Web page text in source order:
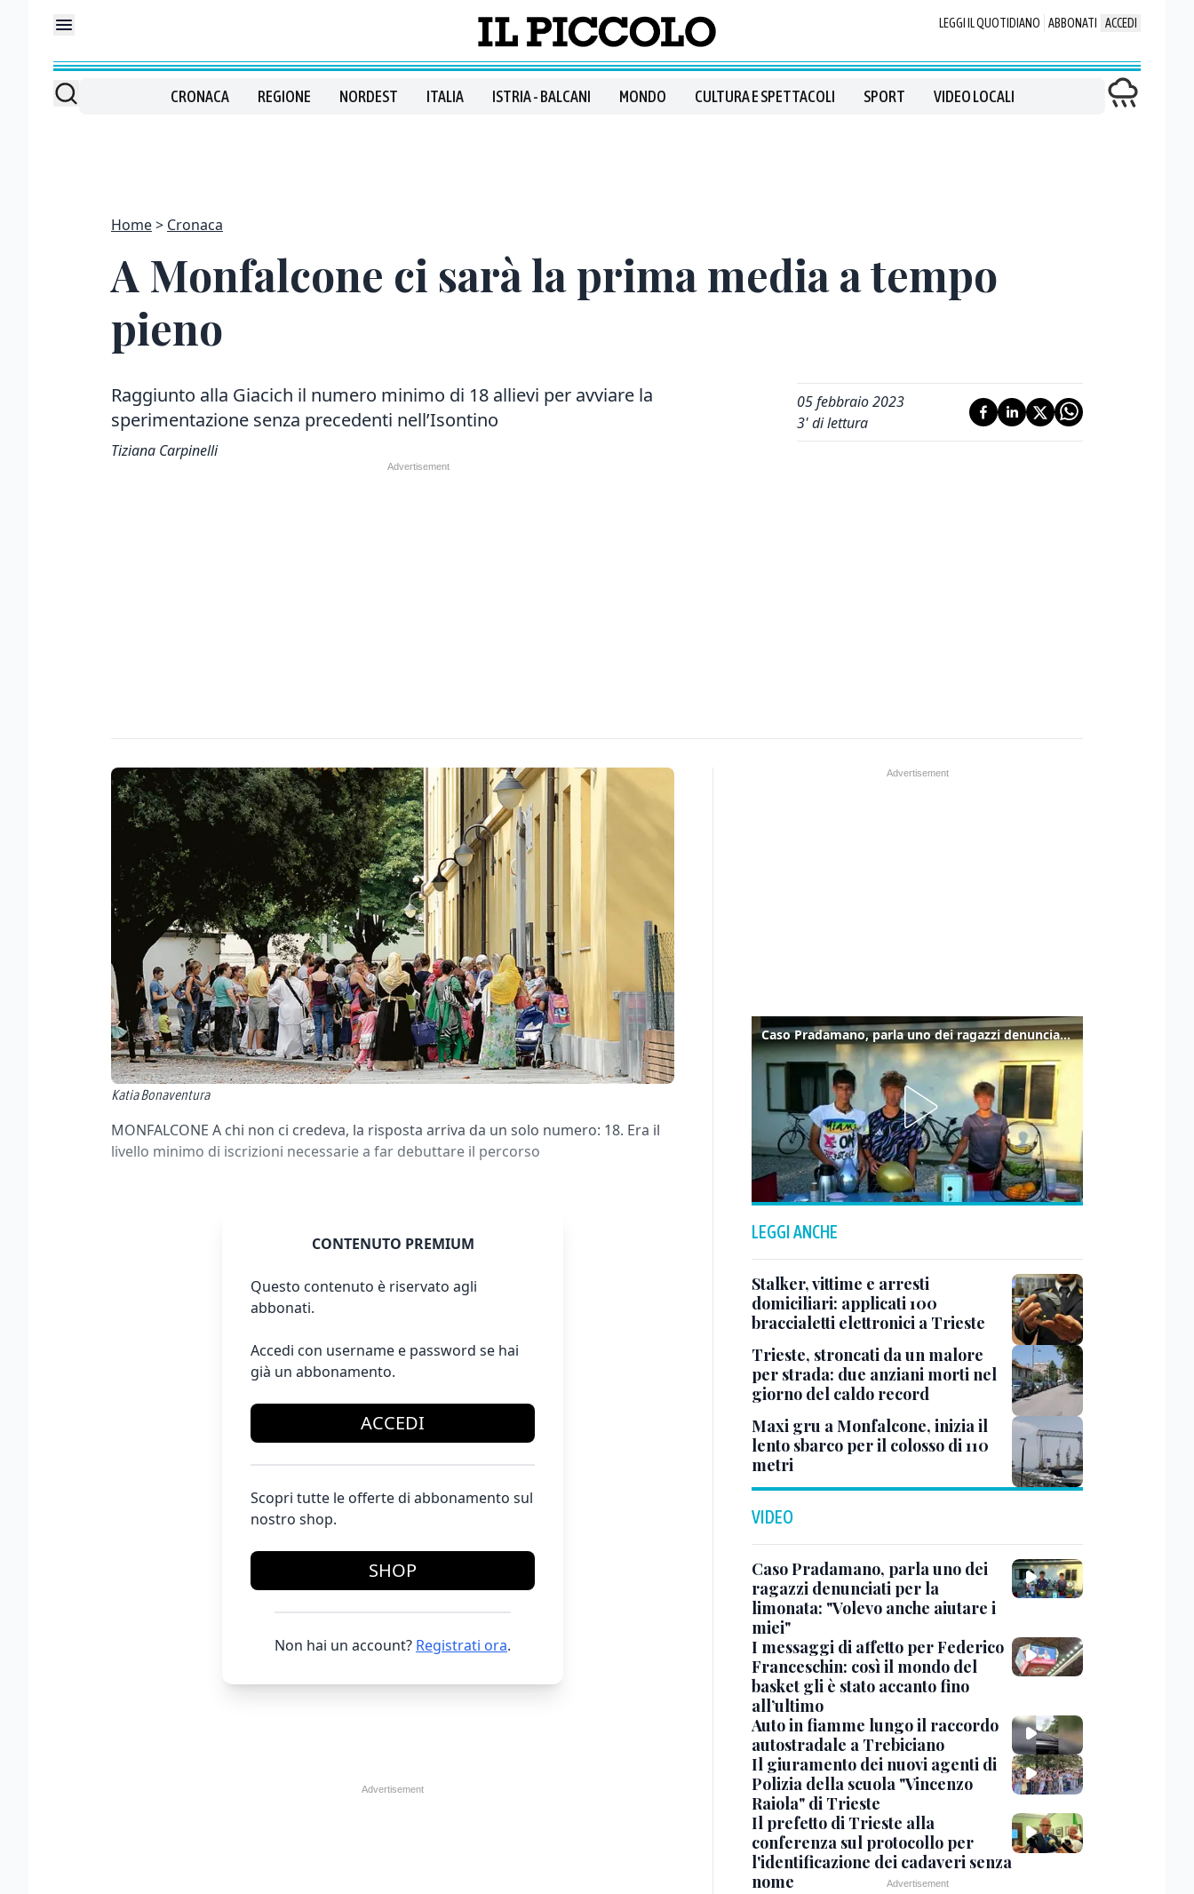
LEGGI IL QUOTIDIANO ABBONATI ACCEDI
CRONACA REGIONE NORDEST ITALIA ISTRIA - BALCANI MONDO CULTURA E SPETTACOLI SPORT VIDEO LOCALI
Home Cronaca
A Monfalcone ci sarà la prima media a tempo
pieno
Raggiunto alla Giacich il numero minimo di 18 allievi per avviare la
sperimentazione senza precedenti nell’Isontino
Tiziana Carpinelli
05 febbraio 2023
3' di lettura
Katia Bonaventura
MONFALCONE A chi non ci credeva, la risposta arriva da un solo numero: 18. Era il
livello minimo di iscrizioni necessarie a far debuttare il percorso
CONTENUTO PREMIUM
Questo contenuto è riservato agli
abbonati.
Accedi con username e password se hai
già un abbonamento.
ACCEDI
Scopri tutte le offerte di abbonamento sul
nostro shop.
SHOP
Non hai un account? Registrati ora.
Caso Pradamano, parla uno dei ragazzi denunciati per la limonata: "Volevo anche aiutare i miei"
LEGGI ANCHE
Stalker, vittime e arresti
domiciliari: applicati 100
braccialetti elettronici a Trieste
Trieste, stroncati da un malore
per strada: due anziani morti nel
giorno del caldo record
Maxi gru a Monfalcone, inizia il
lento sbarco per il colosso di 110
metri
VIDEO
Caso Pradamano, parla uno dei
ragazzi denunciati per la
limonata: "Volevo anche aiutare i
miei"
I messaggi di affetto per Federico
Franceschin: così il mondo del
basket gli è stato accanto fino
all’ultimo
Auto in fiamme lungo il raccordo
autostradale a Trebiciano
Il giuramento dei nuovi agenti di
Polizia della scuola "Vincenzo
Raiola" di Trieste
Il prefetto di Trieste alla
conferenza sul protocollo per
l'identificazione dei cadaveri senza
nome